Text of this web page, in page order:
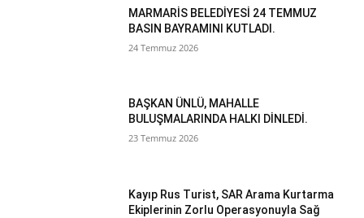
MARMARİS BELEDİYESİ 24 TEMMUZ
BASIN BAYRAMINI KUTLADI.
24 Temmuz 2026
BAŞKAN ÜNLÜ, MAHALLE
BULUŞMALARINDA HALKI DİNLEDİ.
23 Temmuz 2026
Kayıp Rus Turist, SAR Arama Kurtarma
Ekiplerinin Zorlu Operasyonuyla Sağ